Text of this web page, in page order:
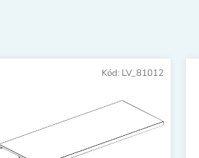
Kód: LV_81012